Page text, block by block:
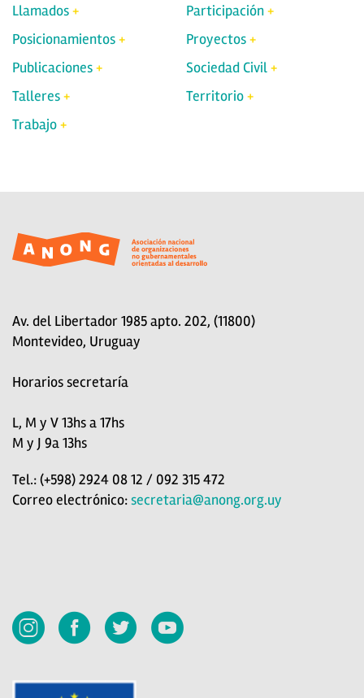
Llamados
Participación
Posicionamientos
Proyectos
Publicaciones
Sociedad Civil
Talleres
Territorio
Trabajo
Av. del Libertador 1985 apto. 202, (11800)
Montevideo, Uruguay
Horarios secretaría
L, M y V 13hs a 17hs
M y J 9a 13hs
Tel.: (+598) 2924 08 12 / 092 315 472
Correo electrónico:secretaria@anong.org.uy